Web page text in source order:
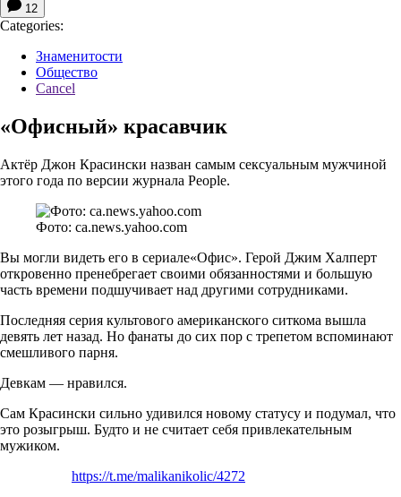
12
Categories:
Знаменитости
Общество
Cancel
«Офисный» красавчик
Актёр Джон Красински назван самым сексуальным мужчиной
этого года по версии журнала People.
Фото: ca.news.yahoo.com
Вы могли видеть его в сериале«Офис». Герой Джим Халперт
откровенно пренебрегает своими обязанностями и большую
часть времени подшучивает над другими сотрудниками.
Последняя серия культового американского ситкома вышла
девять лет назад. Но фанаты до сих пор с трепетом вспоминают
смешливого парня.
Девкам — нравился.
Сам Красински сильно удивился новому статусу и подумал, что
это розыгрыш. Будто и не считает себя привлекательным
мужиком.
https://t.me/malikanikolic/4272